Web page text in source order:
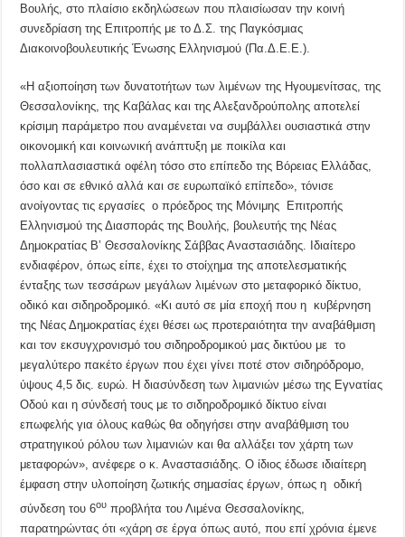
Βουλής, στο πλαίσιο εκδηλώσεων που πλαισίωσαν την κοινή
συνεδρίαση της Επιτροπής με το Δ.Σ. της Παγκόσμιας
Διακοινοβουλευτικής Ένωσης Ελληνισμού (Πα.Δ.Ε.Ε.).
«Η αξιοποίηση των δυνατοτήτων των λιμένων της Ηγουμενίτσας, της
Θεσσαλονίκης, της Καβάλας και της Αλεξανδρούπολης αποτελεί
κρίσιμη παράμετρο που αναμένεται να συμβάλλει ουσιαστικά στην
οικονομική και κοινωνική ανάπτυξη με ποικίλα και
πολλαπλασιαστικά οφέλη τόσο στο επίπεδο της Βόρειας Ελλάδας,
όσο και σε εθνικό αλλά και σε ευρωπαϊκό επίπεδο», τόνισε
ανοίγοντας τις εργασίες ο πρόεδρος της Μόνιμης Επιτροπής
Ελληνισμού της Διασποράς της Βουλής, βουλευτής της Νέας
Δημοκρατίας Β’ Θεσσαλονίκης Σάββας Αναστασιάδης. Ιδιαίτερο
ενδιαφέρον, όπως είπε, έχει το στοίχημα της αποτελεσματικής
ένταξης των τεσσάρων μεγάλων λιμένων στο μεταφορικό δίκτυο,
οδικό και σιδηροδρομικό. «Κι αυτό σε μία εποχή που η κυβέρνηση
της Νέας Δημοκρατίας έχει θέσει ως προτεραιότητα την αναβάθμιση
και τον εκσυγχρονισμό του σιδηροδρομικού μας δικτύου με το
μεγαλύτερο πακέτο έργων που έχει γίνει ποτέ στον σιδηρόδρομο,
ύψους 4,5 δις. ευρώ. Η διασύνδεση των λιμανιών μέσω της Εγνατίας
Οδού και η σύνδεσή τους με το σιδηροδρομικό δίκτυο είναι
επωφελής για όλους καθώς θα οδηγήσει στην αναβάθμιση του
στρατηγικού ρόλου των λιμανιών και θα αλλάξει τον χάρτη των
μεταφορών», ανέφερε ο κ. Αναστασιάδης. Ο ίδιος έδωσε ιδιαίτερη
έμφαση στην υλοποίηση ζωτικής σημασίας έργων, όπως η οδική
σύνδεση του 6ου προβλήτα του Λιμένα Θεσσαλονίκης,
παρατηρώντας ότι «χάρη σε έργα όπως αυτό, που επί χρόνια έμενε